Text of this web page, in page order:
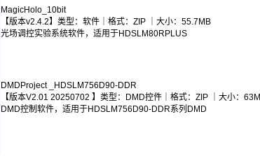
MagicHolo_10bit
【版本v2.4.2】 类型：软件｜格式：ZIP ｜大小：55.7MB
光场调控实验系统软件，适用于HDSLM80RPLUS
DMDProject _HDSLM756D90-DDR
【版本V2.01 20250702 】 类型：DMD控件｜格式：ZIP ｜大小：63M
DMD控制软件，适用于HDSLM756D90-DDR系列DMD